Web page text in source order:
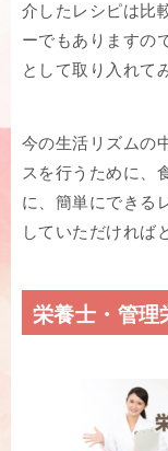
介したレシピは比
ーでもありますの
として取り入れて
今の生活リズムの
スを行うために、
に、簡単にできる
していただければ
栄養士・管